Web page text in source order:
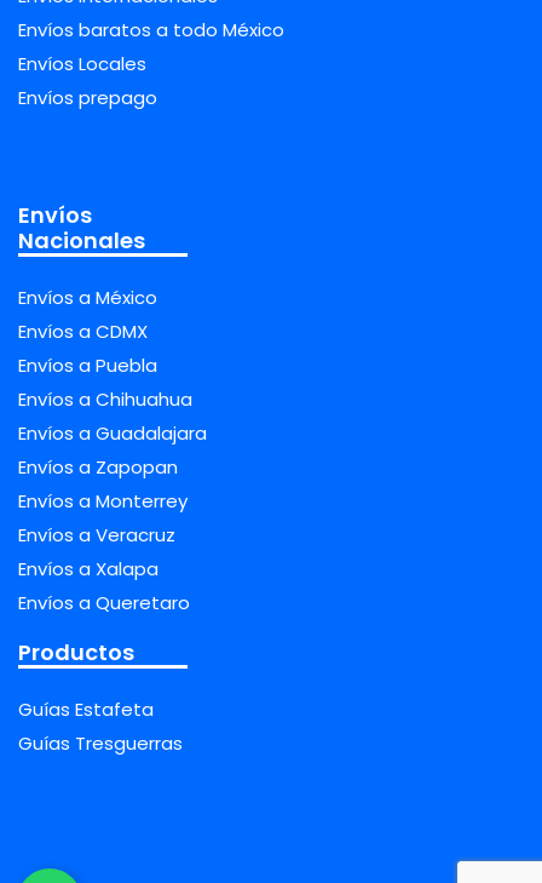
Envíos baratos a todo México
Envíos Locales
Envíos prepago
Envíos
Nacionales
Envíos a México
Envíos a CDMX
Envíos a Puebla
Envíos a Chihuahua
Envíos a Guadalajara
Envíos a Zapopan
Envíos a Monterrey
Envíos a Veracruz
Envíos a Xalapa
Envíos a Queretaro
Productos
Guías Estafeta
Guías Tresguerras